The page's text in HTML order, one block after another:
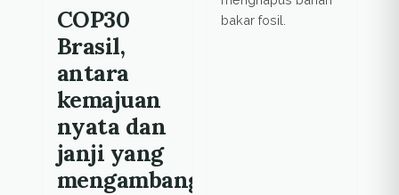
COP30
Brasil,
antara
kemajuan
nyata dan
janji yang
mengambang
bakar fosil.